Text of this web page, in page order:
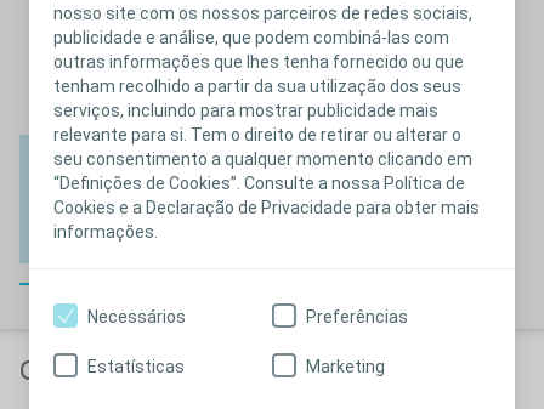
nosso site com os nossos parceiros de redes sociais,
publicidade e análise, que podem combiná-las com
outras informações que lhes tenha fornecido ou que
tenham recolhido a partir da sua utilização dos seus
serviços, incluindo para mostrar publicidade mais
relevante para si. Tem o direito de retirar ou alterar o
seu consentimento a qualquer momento clicando em
“Definições de Cookies”. Consulte a nossa Política de
Cookies e a Declaração de Privacidade para obter mais
informações.
Necessários Preferências
Estatísticas Marketing
urina fizeram com
que mudasse o
seu estilo de
vida?
Sim Não
Se sim, de que
forma é que o seu
estilo de vida
mudou?
Limitar
a
ingestão
Ficar em
casa
Limitar o
vestuário a
roupas
Deixar de
fazer
Opções de tratamento